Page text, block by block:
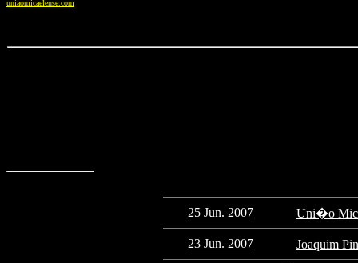
uniaomicaelense.com
25 Jun. 2007 Uni�o
23 Jun. 2007 Joaquim